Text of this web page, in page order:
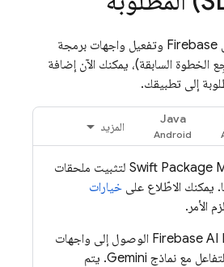
بعد إعداد مشروعك على Firebase وتفعيل واجهات برمجة
الخطوة السابقة)، يمكنك الآن إضافة
إلى تطبيقك.
Java
المزيد
استخدِم Swift Package Manager لتثبيت ملحقات
خيارات
الأمر.
Firebase AI الوصول إلى واجهات
مع نماذج Gemini. يتم